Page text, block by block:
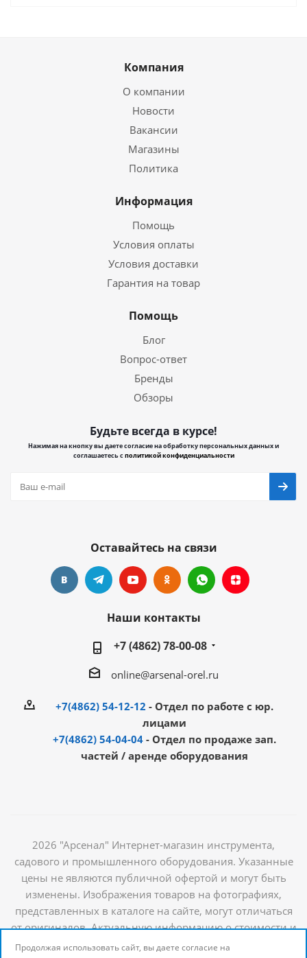
Компания
О компании
Новости
Вакансии
Магазины
Политика
Информация
Помощь
Условия оплаты
Условия доставки
Гарантия на товар
Помощь
Блог
Вопрос-ответ
Бренды
Обзоры
Будьте всегда в курсе!
Нажимая на кнопку вы даете согласие на обработку персональных данных и
соглашаетесь сполитикой конфиденциальности
Оставайтесь на связи
Наши контакты
+7 (4862) 78-00-08
online@arsenal-orel.ru
+7(4862) 54-12-12 - Отдел по работе с юр.
лицами
+7(4862) 54-04-04 - Отдел по продаже зап.
частей / аренде оборудования
2026 "Арсенал" Интернет-магазин инструмента,
садового и промышленного оборудования. Указанные
цены не являются публичной офертой и могут быть
изменены. Изображения товаров на фотографиях,
представленных в каталоге на сайте, могут отличаться
от оригиналов. Актуальную информацию о стоимости и
наличии товаров можно получить у наших
Продолжая использовать сайт, вы даете согласие на